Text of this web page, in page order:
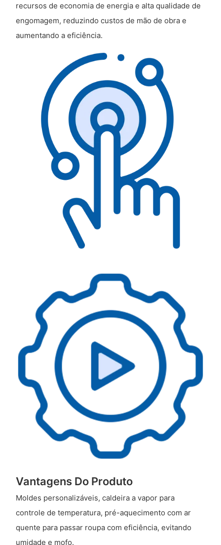
recursos de economia de energia e alta qualidade de
engomagem, reduzindo custos de mão de obra e
aumentando a eficiência.
Vantagens Do Produto
Moldes personalizáveis, caldeira a vapor para
controle de temperatura, pré-aquecimento com ar
quente para passar roupa com eficiência, evitando
umidade e mofo.